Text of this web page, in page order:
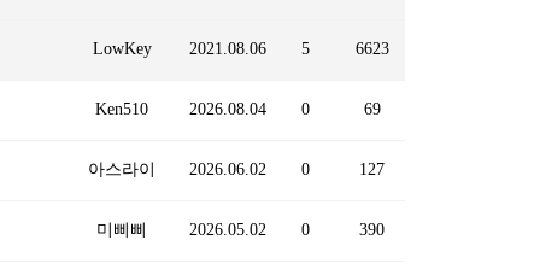
LowKey 2021.08.06 5 6623
Ken510 2026.08.04 0 69
아스라이 2026.06.02 0 127
미삐삐 2026.05.02 0 390